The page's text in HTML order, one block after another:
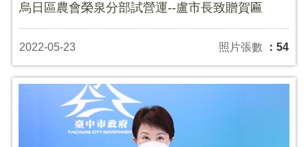
烏日區農會榮泉分部試營運--盧市長致贈賀匾
2022-05-23 照片張數 ：54